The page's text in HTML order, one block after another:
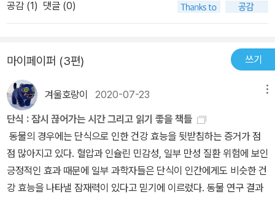
어질것같은 느낌이 든다.오히려 소장가치는 일반 만화책보다 떨어진
다고도 느껴질수 있지만 현재 살수있는 유리가면은 이것 뿐이니 꼭
해 상당히 무겁게 전개되는 편이다.연극에대한 무서운 집념.오직 연
극만이 남아있는 이 작품은,작가가 연극지망생인것같은 느낌을 줄 정
도이다. 뭐,말이 필요없고 한번 읽어보라.단,중독되는건 책임 못진다.
공감 (1) 댓글 (0)
마이페이퍼 (3편) 쓰기
겨울호랑이 2020-07-23
단식 : 잠시 끊어가는 시간 그리고 읽기 좋을 책들
동물의 경우에는 단식으로 인한 건강 효능을 뒷받침하는 증거가 점
점 많아지고 있다. 혈압과 인슐린 민감성, 일부 만성 질환 위험에 보인
긍정적인 효과 때문에 일부 과학자들은 단식이 인간에게도 비슷한 건
강 효능을 나타낼 잠재력이 있다고 믿기에 이르렀다. 동물 연구 결과